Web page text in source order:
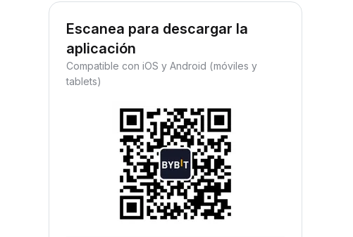
Escanea para descargar la
aplicación
Compatible con iOS y Android (móviles y
tablets)